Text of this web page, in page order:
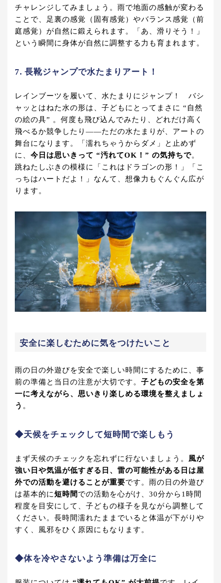
チャレンジしてみましょう。雨で地面の感触が変わる
ことで、足裏の感覚（固有感覚）やバランス感覚（前
庭感覚）が自然に鍛えられます。「あ、滑りそう！」
という瞬間に身体が自然に調整する力も育まれます。
7. 長靴ジャンプで水たまりアート！
レインブーツを履いて、水たまりにジャンプ！ バシ
ャッとはねた水の形は、子どもにとってまさに “自然
の絵の具” 。何度も飛び込んでみたり、どれだけ高く
飛べるか競争したり――ただの水たまりが、アートの
舞台になります。「濡れちゃうからダメ」と止めず
に、 今日は思いきって “汚れてOK！” の気持ちで。
跳ねたしぶきの模様に「これはドラゴンの形！」「こ
っちはハートだよ！」なんて、想像力もぐんぐん広が
ります。
安全に楽しむために気をつけたいこと
雨の日の外遊びを安全で楽しい時間にするために、事
前の準備と当日の注意が大切です。 子どもの安全を第
一に考えながら、思いきり楽しめる環境を整えましょ
う 。
◆天候をチェックして短時間で楽しもう
まず天候のチェックを忘れずに行ないましょう。 風が
強い日や気温が低すぎる日、雷の可能性がある日は屋
外での活動を避けることが重要です。雨の日の外遊び
は基本的に短時間 での活動を心がけ、30分から1時間
程度を目安にして、子どもの様子を見ながら調整して
ください。長時間濡れたままでいると体温が下がりや
すく、風邪をひく原因にもなります。
◆体を冷やさないよう準備は万全に